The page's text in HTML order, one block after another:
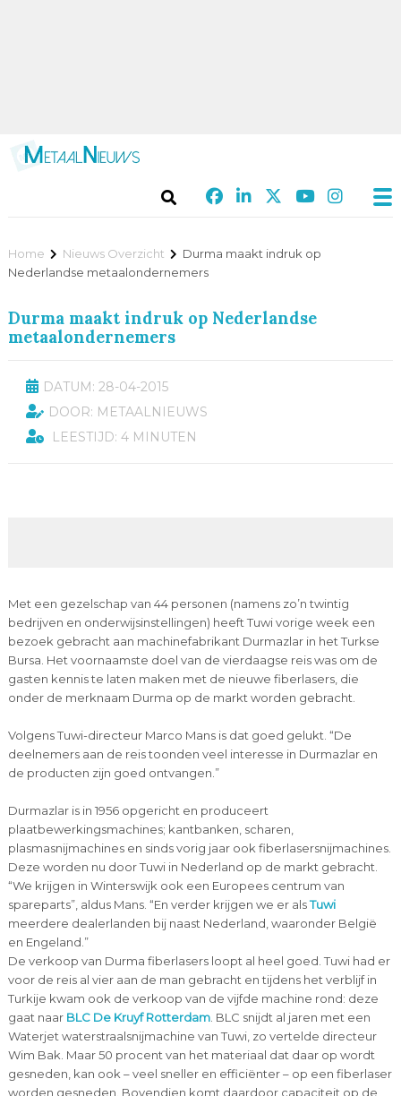
Home Nieuws Overzicht
Durma maakt indruk op
Nederlandse metaalondernemers
Durma maakt indruk op Nederlandse
metaalondernemers
DATUM: 28-04-2015
DOOR: METAALNIEUWS
LEESTIJD: 4 MINUTEN
Met een gezelschap van 44 personen (namens zo’n twintig
bedrijven en onderwijsinstellingen) heeft Tuwi vorige week een
bezoek gebracht aan machinefabrikant Durmazlar in het Turkse
Bursa. Het voornaamste doel van de vierdaagse reis was om de
gasten kennis te laten maken met de nieuwe fiberlasers, die
onder de merknaam Durma op de markt worden gebracht.
Volgens Tuwi-directeur Marco Mans is dat goed gelukt. “De
deelnemers aan de reis toonden veel interesse in Durmazlar en
de producten zijn goed ontvangen.”
Durmazlar is in 1956 opgericht en produceert
plaatbewerkingsmachines; kantbanken, scharen,
plasmasnijmachines en sinds vorig jaar ook fiberlasersnijmachines.
Deze worden nu door Tuwi in Nederland op de markt gebracht.
“We krijgen in Winterswijk ook een Europees centrum van
spareparts”, aldus Mans. “En verder krijgen we er alsTuwi
meerdere dealerlanden bij naast Nederland, waaronder België
en Engeland.”
De verkoop van Durma fiberlasers loopt al heel goed. Tuwi had er
voor de reis al vier aan de man gebracht en tijdens het verblijf in
Turkije kwam ook de verkoop van de vijfde machine rond: deze
gaat naar BLC De Kruyf Rotterdam. BLC snijdt al jaren met een
Waterjet waterstraalsnijmachine van Tuwi, zo vertelde directeur
Wim Bak. Maar 50 procent van het materiaal dat daar op wordt
gesneden, kan ook – veel sneller en efficiënter – op een fiberlaser
worden gesneden. Bovendien komt daardoor capaciteit op de